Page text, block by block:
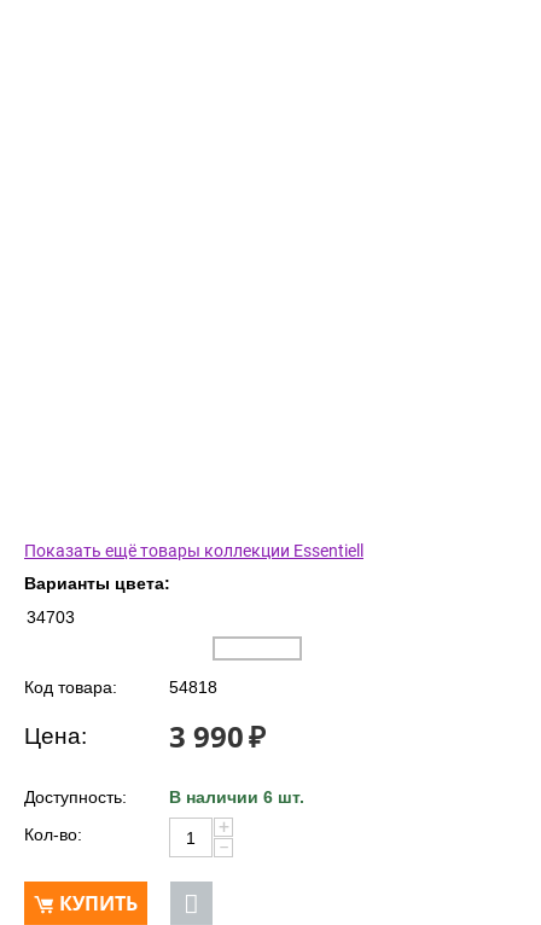
Показать ещё товары коллекции Essentiell
Варианты цвета:
34703
Код товара: 54818
Цена: 3 990₽
Доступность:
В наличии 6 шт.
Кол-во:
+
−
КУПИТЬ